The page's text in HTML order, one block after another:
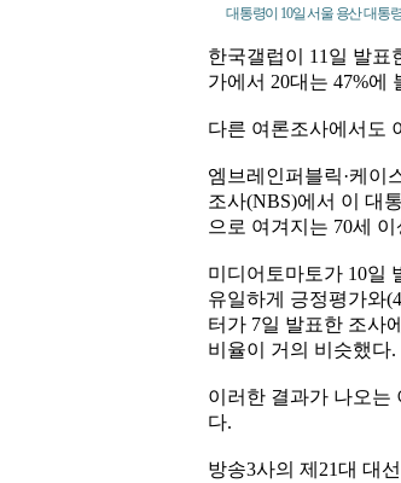
대통령이 10일 서울 용산 대통
한국갤럽이 11일 발표
가에서 20대는 47%에
다른 여론조사에서도
엠브레인퍼블릭·케이
조사(NBS)에서 이 대
으로 여겨지는 70세
미디어토마토가 10일
유일하게 긍정평가와
터가 7일 발표한 조사
비율이 거의 비슷했다.
이러한 결과가 나오는
다.
방송3사의 제21대 대